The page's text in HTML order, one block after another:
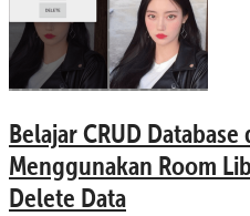
Belajar CRUD
Menggunakan Room
Delete Data